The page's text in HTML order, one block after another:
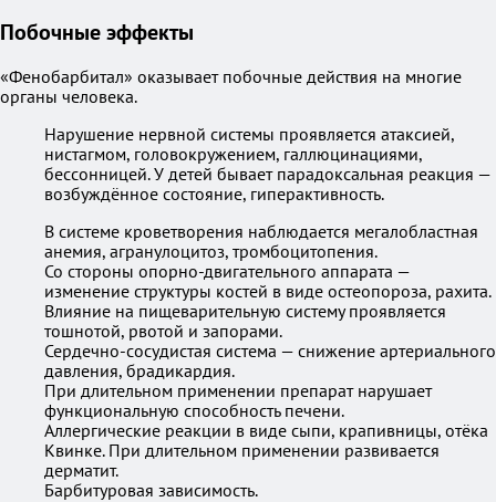
Побочные эффекты
«Фенобарбитал» оказывает побочные действия на многие
органы человека.
Нарушение нервной системы проявляется атаксией,
нистагмом, головокружением, галлюцинациями,
бессонницей. У детей бывает парадоксальная реакция —
возбуждённое состояние, гиперактивность.
В системе кроветворения наблюдается мегалобластная
анемия, агранулоцитоз, тромбоцитопения.
Со стороны опорно-двигательного аппарата —
изменение структуры костей в виде остеопороза, рахита.
Влияние на пищеварительную систему проявляется
тошнотой, рвотой и запорами.
Сердечно-сосудистая система — снижение артериального
давления, брадикардия.
При длительном применении препарат нарушает
функциональную способность печени.
Аллергические реакции в виде сыпи, крапивницы, отёка
Квинке. При длительном применении развивается
дерматит.
Барбитуровая зависимость.